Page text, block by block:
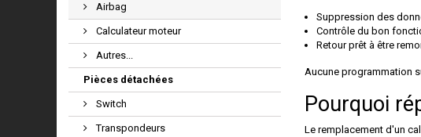
Airbag
Calculateur moteur
Autres...
Pièces détachées
Switch
Transpondeurs
Suppression des
Contrôle du bon
Retour prêt à être
Aucune programmation
Pourquoi
Le remplacement d'un